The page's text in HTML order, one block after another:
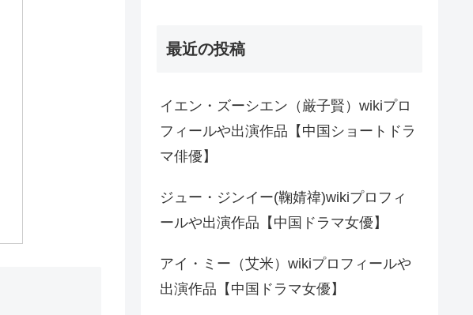
最近の投稿
イエン・ズーシエン（厳子賢）wikiプロ
フィールや出演作品【中国ショートドラ
マ俳優】
ジュー・ジンイー(鞠婧禕)wikiプロフィ
ールや出演作品【中国ドラマ女優】
アイ・ミー（艾米）wikiプロフィールや
出演作品【中国ドラマ女優】